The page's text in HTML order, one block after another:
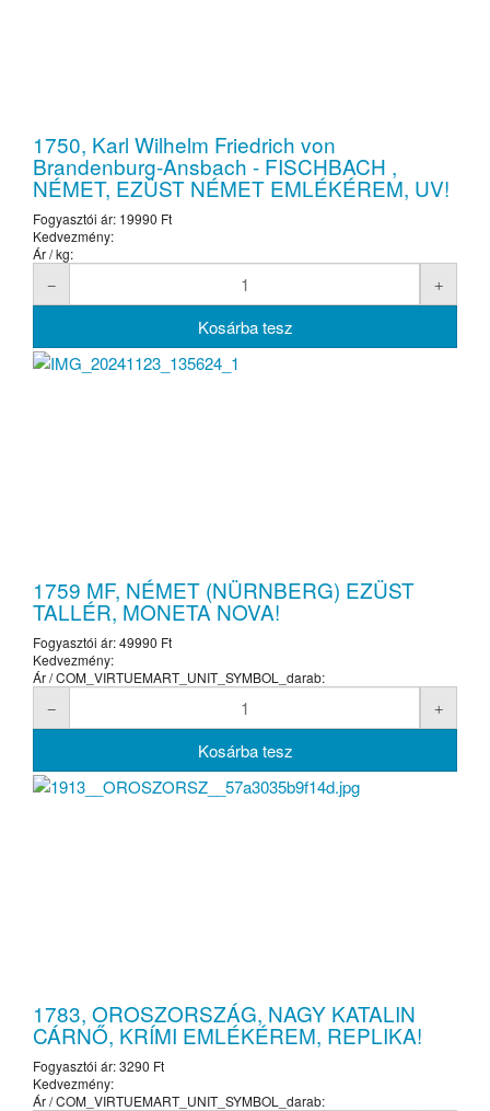
1750, Karl Wilhelm Friedrich von
Brandenburg-Ansbach - FISCHBACH ,
NÉMET, EZÜST NÉMET EMLÉKÉREM, UV!
Fogyasztói ár: 19990 Ft
Kedvezmény:
Ár / kg:
1759 MF, NÉMET (NÜRNBERG) EZÜST
TALLÉR, MONETA NOVA!
Fogyasztói ár:49990 Ft
Kedvezmény:
Ár / COM_VIRTUEMART_UNIT_SYMBOL_darab:
1783, OROSZORSZÁG, NAGY KATALIN
CÁRNŐ, KRÍMI EMLÉKÉREM, REPLIKA!
Fogyasztói ár:3290 Ft
Kedvezmény:
Ár / COM_VIRTUEMART_UNIT_SYMBOL_darab: